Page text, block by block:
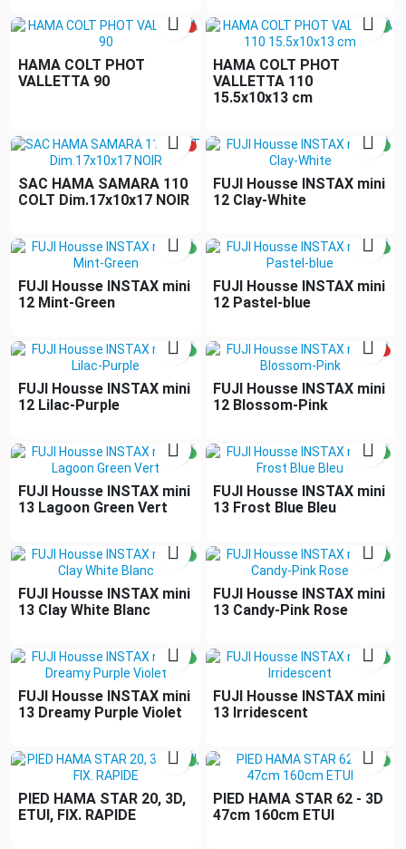

HAMA COLT PHOT
VALLETTA 90

HAMA COLT PHOT
VALLETTA 110
15.5x10x13 cm

SAC HAMA SAMARA 110
COLT Dim.17x10x17 NOIR

FUJI Housse INSTAX mini
12 Clay-White

FUJI Housse INSTAX mini
12 Mint-Green

FUJI Housse INSTAX mini
12 Pastel-blue

FUJI Housse INSTAX mini
12 Lilac-Purple

FUJI Housse INSTAX mini
12 Blossom-Pink

FUJI Housse INSTAX mini
13 Lagoon Green Vert

FUJI Housse INSTAX mini
13 Frost Blue Bleu

FUJI Housse INSTAX mini
13 Clay White Blanc

FUJI Housse INSTAX mini
13 Candy-Pink Rose

FUJI Housse INSTAX mini
13 Dreamy Purple Violet

FUJI Housse INSTAX mini
13 Irridescent

PIED HAMA STAR 20, 3D,
ETUI, FIX. RAPIDE

PIED HAMA STAR 62 - 3D
47cm 160cm ETUI